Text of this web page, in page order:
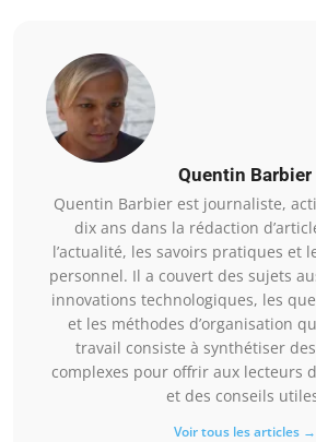
Quentin Barbier
Quentin Barbier est journaliste,
dix ans dans la rédaction
l’actualité, les savoirs pratiques et
personnel. Il a couvert des sujets
innovations technologiques, les
et les méthodes d’organisation
travail consiste à synthétiser
complexes pour offrir aux lecteurs
et des conseils
Voir tous les articles →